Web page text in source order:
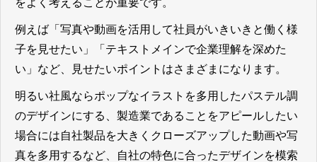
例えば「写真や動画を活用して社員がいきいきと働く様
子を見せたい」「テキストメインで企業理解を深めた
い」など、見せたいポイントはさまざまになります。
明るい社風ならポップなイラストを多用したパステル調
のデザインにする、製造業であることをアピールしたい
場合には自社製品を大きくクローズアップした動画や写
真を多用するなど、自社の特色に合ったデザインを模索